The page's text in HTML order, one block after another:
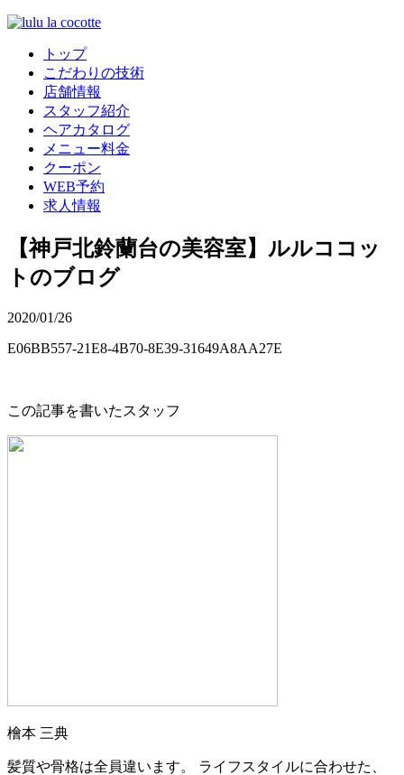
トップ
こだわりの技術
店舗情報
スタッフ紹介
ヘアカタログ
メニュー料金
クーポン
WEB予約
求人情報
【神戸北鈴蘭台の美容室】ルルココッ
トのブログ
2020/01/26
E06BB557-21E8-4B70-8E39-31649A8AA27E
この記事を書いたスタッフ
檜本 三典
髪質や骨格は全員違います。 ライフスタイルに合わせた、